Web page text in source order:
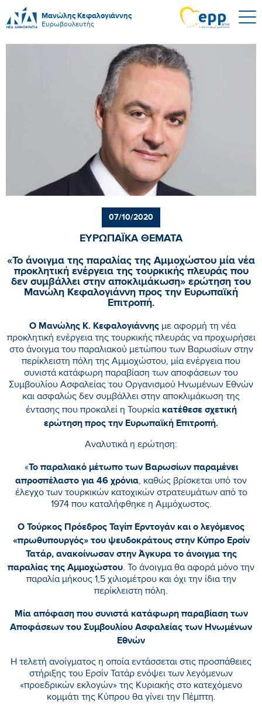
Μανώλης Κεφαλογιάννης
Ευρωβουλευτής
07/10/2020
ΕΥΡΩΠΑΪΚΑ ΘΕΜΑΤΑ
«Το άνοιγμα της παραλίας της Αμμοχώστου μία νέα
προκλητική ενέργεια της τουρκικής πλευράς που
δεν συμβάλλει στην αποκλιμάκωση» ερώτηση του
Μανώλη Κεφαλογιάννη προς την Ευρωπαϊκή
Επιτροπή.
Ο Μανώλης Κ. Κεφαλογιάννηςμε αφορμή τη νέα
προκλητική ενέργεια της τουρκικής πλευράς να προχωρήσει
στο άνοιγμα του παραλιακού μετώπου των Βαρωσίων στην
περίκλειστη πόλη της Αμμοχώστου, μία ενέργεια που
συνιστά κατάφωρη παραβίαση των αποφάσεων του
Συμβουλίου Ασφαλείας του Οργανισμού Ηνωμένων Εθνών
και ασφαλώς δεν συμβάλλει στην αποκλιμάκωση της
έντασης που προκαλεί η Τουρκίακατέθεσε σχετική
ερώτηση προς την Ευρωπαϊκή Επιτροπή.
Αναλυτικά η ερώτηση:
«Το παραλιακό μέτωπο των Βαρωσίων παραμένει
απροσπέλαστο για 46 χρόνια, καθώς βρίσκεται υπό τον
έλεγχο των τουρκικών κατοχικών στρατευμάτων από το
1974 που καταλήφθηκε η Αμμόχωστος.
Ο Τούρκος Πρόεδρος Ταγίπ Ερντογάν και ο λεγόμενος
«πρωθυπουργός» του ψευδοκράτους στην Κύπρο Ερσίν
Τατάρ, ανακοίνωσαν στην Άγκυρα το άνοιγμα της
παραλίας της Αμμοχώστου. Το άνοιγμα θα αφορά μόνο την
παραλία μήκους 1,5 χιλιομέτρου και όχι την ίδια την
περίκλειστη πόλη.
Μία απόφαση που συνιστά κατάφωρη παραβίαση των
Αποφάσεων του Συμβουλίου Ασφαλείας των Ηνωμένων
Εθνών
Η τελετή ανοίγματος η οποία εντάσσεται στις προσπάθειες
στήριξης του Ερσίν Τατάρ ενόψει των λεγόμενων
«προεδρικών εκλογών» της Κυριακής στο κατεχόμενο
κομμάτι της Κύπρου θα γίνει την Πέμπτη.